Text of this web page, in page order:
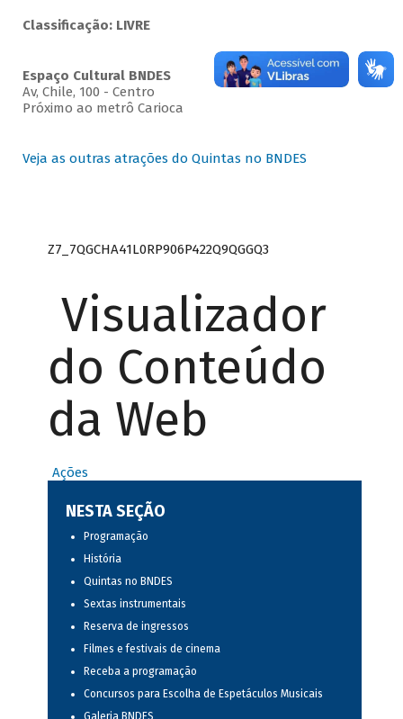
Classificação: LIVRE
Espaço Cultural BNDES
Av, Chile, 100 - Centro
Próximo ao metrô Carioca
Veja as outras atrações do Quintas no BNDES
Z7_7QGCHA41L0RP906P422Q9QGGQ3
Visualizador
do Conteúdo
da Web
Ações
NESTA SEÇÃO
Programação
História
Quintas no BNDES
Sextas instrumentais
Reserva de ingressos
Filmes e festivais de cinema
Receba a programação
Concursos para Escolha de Espetáculos Musicais